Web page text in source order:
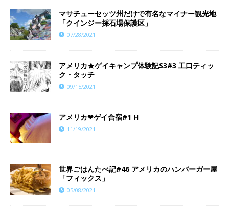
マサチューセッツ州だけで有名なマイナー観光地
「クインジー採石場保護区」
07/28/2021
アメリカ★ゲイキャンプ体験記S3#3 工口ティッ
ク・タッチ
09/15/2021
アメリカ❤︎ゲイ合宿#1 H
11/19/2021
世界ごはんたべ記#46 アメリカのハンバーガー屋
「フィックス」
05/08/2021